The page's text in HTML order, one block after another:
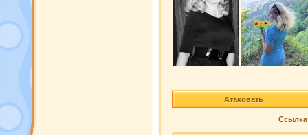
Атаковать
Ссылка